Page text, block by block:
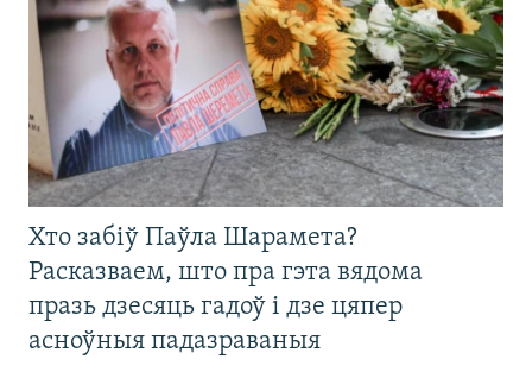
Хто забіў Паўла Шарамета?
Расказваем, што пра гэта вядома
празь дзесяць гадоў і дзе цяпер
асноўныя падазраваныя